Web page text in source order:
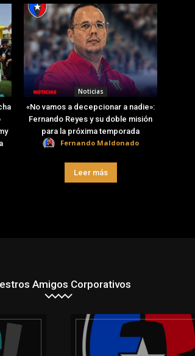
Noticias
«No vamos a decepcionar a nadie»:
Fernando Reyes y su doble misión
para la próxima temporada
Fernando Maldonado
Leer más
Amigos Corporativos